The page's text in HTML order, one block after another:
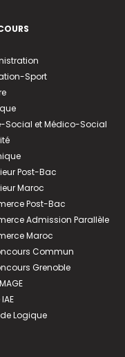
Sport
Social et Médico-Social
Post-Bac
Maroc
Post-Bac
Admission Parallèle
Maroc
Commun
Grenoble
Logique